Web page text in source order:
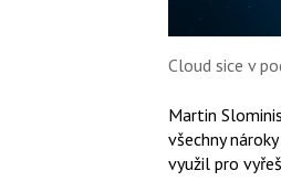
Cloud sice v
Martin
všechny
využil pro